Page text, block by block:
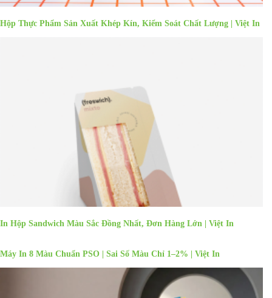
Hộp Thực Phẩm Sản Xuất Khép Kín, Kiểm Soát Chất Lượng | Việt In
In Hộp Sandwich Màu Sắc Đồng Nhất, Đơn Hàng Lớn | Việt In
Máy In 8 Màu Chuẩn PSO | Sai Số Màu Chỉ 1–2% | Việt In